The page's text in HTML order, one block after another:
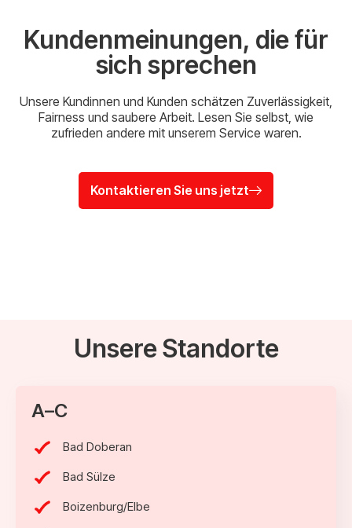
Kundenmeinungen, die für
sich sprechen
Unsere Kundinnen und Kunden schätzen Zuverlässigkeit,
Fairness und saubere Arbeit. Lesen Sie selbst, wie
zufrieden andere mit unserem Service waren.
Kontaktieren Sie uns jetzt
Unsere Standorte
A–C
Bad Doberan
Bad Sülze
Boizenburg/Elbe